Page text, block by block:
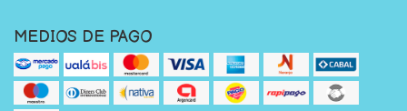
MEDIOS DE PAGO